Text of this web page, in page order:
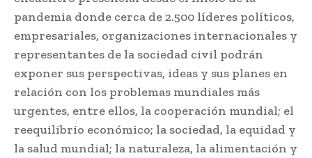
pandemia donde cerca de 2.500 líderes políticos,
empresariales, organizaciones internacionales y
representantes de la sociedad civil podrán
exponer sus perspectivas, ideas y sus planes en
relación con los problemas mundiales más
urgentes, entre ellos, la cooperación mundial; el
reequilibrio económico; la sociedad, la equidad y
la salud mundial; la naturaleza, la alimentación y